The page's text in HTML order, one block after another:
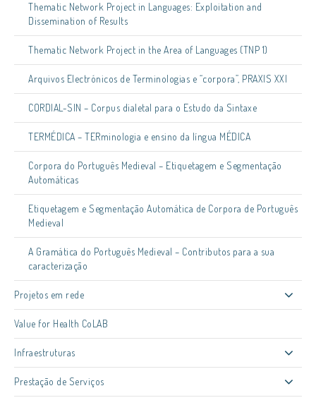
Thematic Network Project in Languages: Exploitation and
Dissemination of Results
Thematic Network Project in the Area of Languages (TNP 1)
Arquivos Electrónicos de Terminologias e “corpora”, PRAXIS XXI
CORDIAL-SIN – Corpus dialetal para o Estudo da Sintaxe
TERMÉDICA – TERminologia e ensino da língua MÉDICA
Corpora do Português Medieval – Etiquetagem e Segmentação
Automáticas
Etiquetagem e Segmentação Automática de Corpora de Português
Medieval
A Gramática do Português Medieval – Contributos para a sua
caracterização
Projetos em rede
Value for Health CoLAB
Infraestruturas
Prestação de Serviços